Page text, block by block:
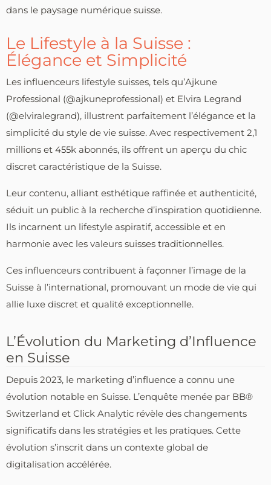
dans le paysage numérique suisse.
Le Lifestyle à la Suisse :
Élégance et Simplicité
Les influenceurs lifestyle suisses, tels qu’Ajkune
Professional (@ajkuneprofessional) et Elvira Legrand
(@elviralegrand), illustrent parfaitement l’élégance et la
simplicité du style de vie suisse. Avec respectivement 2,1
millions et 455k abonnés, ils offrent un aperçu du chic
discret caractéristique de la Suisse.
Leur contenu, alliant esthétique raffinée et authenticité,
séduit un public à la recherche d’inspiration quotidienne.
Ils incarnent un lifestyle aspiratif, accessible et en
harmonie avec les valeurs suisses traditionnelles.
Ces influenceurs contribuent à façonner l’image de la
Suisse à l’international, promouvant un mode de vie qui
allie luxe discret et qualité exceptionnelle.
L’Évolution du Marketing d’Influence
en Suisse
Depuis 2023, le marketing d’influence a connu une
évolution notable en Suisse. L’enquête menée par BB®
Switzerland et Click Analytic révèle des changements
significatifs dans les stratégies et les pratiques. Cette
évolution s’inscrit dans un contexte global de
digitalisation accélérée.